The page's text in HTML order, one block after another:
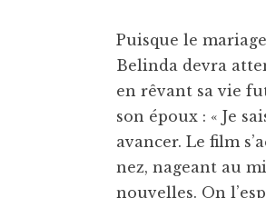
Puisque le
Belinda devra
en rêvant sa vie
son époux : « Je
avancer. Le film
nez, nageant au
nouvelles. On